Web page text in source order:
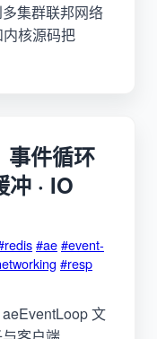
集群联邦网络
核源码把
事件循环
冲 · IO
#ae#event-
#resp
文